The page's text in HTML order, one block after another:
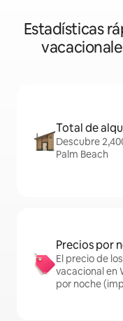
Estadísticas
Total de
Descubre
Palm Beach
Precios por
El precio de
vacacional en
por noche